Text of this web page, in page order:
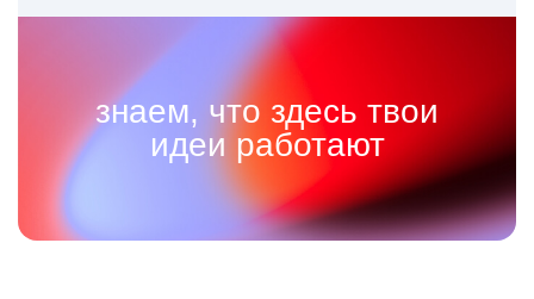
знаем, что здесь твои
идеи работают